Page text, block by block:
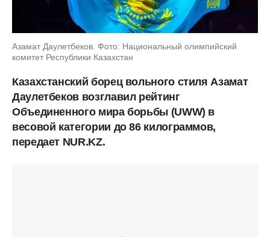
Азамат Даулетбеков. Фото: Национальный олимпийский
комитет Республики Казахстан
Казахстанский борец вольного стиля Азамат
Даулетбеков возглавил рейтинг
Объединенного мира борьбы (UWW) в
весовой категории до 86 килограммов,
передает NUR.KZ.